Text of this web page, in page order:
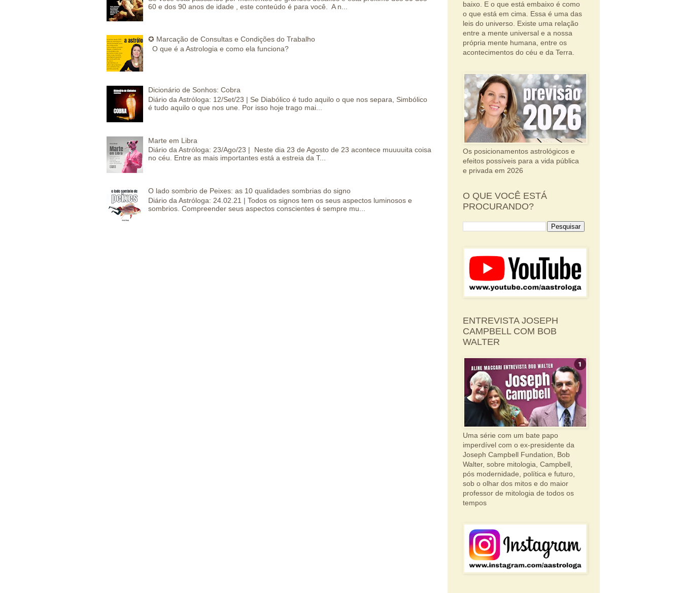
60 e dos 90 anos de idade , este conteúdo é para você. A n...
✪ Marcação de Consultas e Condições do Trabalho
O que é a Astrologia e como ela funciona?
Dicionário de Sonhos: Cobra
Diário da Astróloga: 12/Set/23 | Se Diabólico é tudo aquilo o que nos separa, Simbólico
é tudo aquilo o que nos une. Por isso hoje trago mai...
Marte em Libra
Diário da Astróloga: 23/Ago/23 | Neste dia 23 de Agosto de 23 acontece muuuuita coisa
no céu. Entre as mais importantes está a estreia da T...
O lado sombrio de Peixes: as 10 qualidades sombrias do signo
Diário da Astróloga: 24.02.21 | Todos os signos tem os seus aspectos luminosos e
sombrios. Compreender seus aspectos conscientes é sempre mu...
baixo. E o que está embaixo é como
o que está em cima. Essa é uma das
leis do universo. Existe uma relação
entre a mente universal e a nossa
própria mente humana, entre os
acontecimentos do céu e da Terra.
Os posicionamentos astrológicos e
efeitos possíveis para a vida pública
e privada em 2026
O QUE VOCÊ ESTÁ
PROCURANDO?
ENTREVISTA JOSEPH
CAMPBELL COM BOB
WALTER
Uma série com um bate papo
imperdível com o ex-presidente da
Joseph Campbell Fundation, Bob
Walter, sobre mitologia, Campbell,
pós modernidade, política e futuro,
sob o olhar dos mitos e do maior
professor de mitologia de todos os
tempos